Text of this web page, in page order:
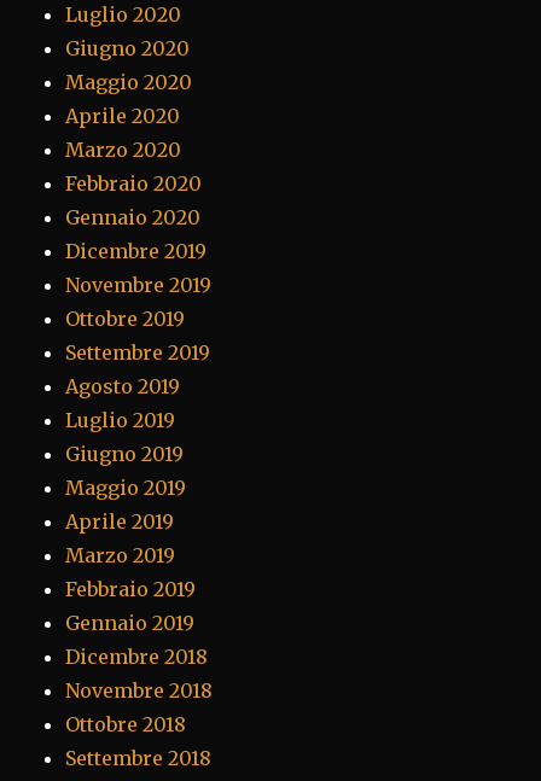
Luglio 2020
Giugno 2020
Maggio 2020
Aprile 2020
Marzo 2020
Febbraio 2020
Gennaio 2020
Dicembre 2019
Novembre 2019
Ottobre 2019
Settembre 2019
Agosto 2019
Luglio 2019
Giugno 2019
Maggio 2019
Aprile 2019
Marzo 2019
Febbraio 2019
Gennaio 2019
Dicembre 2018
Novembre 2018
Ottobre 2018
Settembre 2018